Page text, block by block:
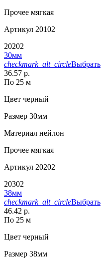
Прочее мягкая
Артикул 20102
20202
30мм
checkmark_alt_circleВыбрать
36.57 р.
По 25 м
Цвет черный
Размер 30мм
Материал нейлон
Прочее мягкая
Артикул 20202
20302
38мм
checkmark_alt_circleВыбрать
46.42 р.
По 25 м
Цвет черный
Размер 38мм